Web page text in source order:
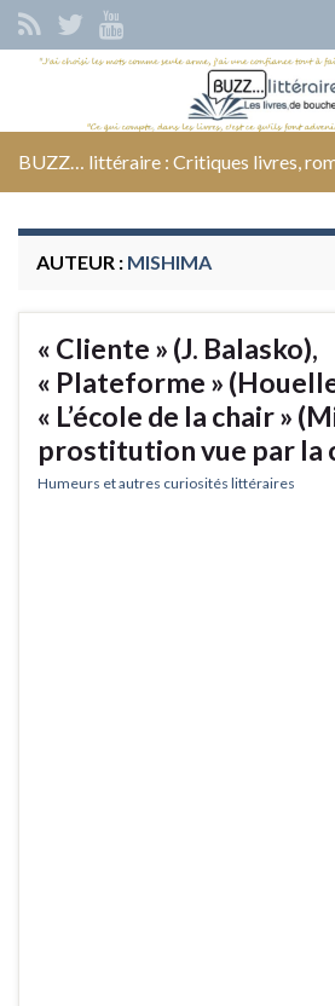
Search for:
BUZZ… littéraire : Critiques livres,
AUTEUR : MISHIMA
« Cliente » (J. Balasko),
« Plateforme »
« L’école de la chair »
prostitution vue par la
Humeurs et autres curiosités littéraires